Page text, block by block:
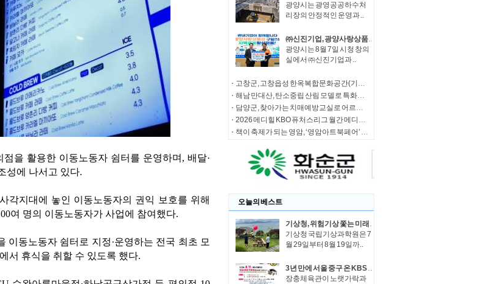
광양시는 광영공공하수처
리장의 안정적인 운영과 ..
㈜신진기업, 광양사랑상품권 구매 릴레이 동참
광양시는 8월 7일 시청 창의
실에서 ㈜신진기업과 ..
고창군, 고창읍성 한옥복합문화공간(기증작품 전시갤러리·캐릭터 굿즈샵) 본격 운영
해남 만대산, 탄소중립 산림 모델로 특화림 조성
담양군, 찾아가는 치매예방교실로 어르신 인지건강 지킨다
2026 메디힐 KBO 퓨처스리그 월간 메디힐 퓨처스 루키상, 7월 수상자로 투수 고양 전준표, 타자 LG 손용준
책이 축제가 되는 영암, ‘영암아트북페어’ 14일 개막
오늘의 베스트
기상청, 위험기상 쫓는 미래 기상과학자 100인 수도권 하늘 아래 모인다!
기상청 국립기상과학원은 7
월 29일부터 8월 19일까..
3년 만에 서울 중구 온 KBS 전국노래자랑…11일 장충체육관서 공개녹화 열려
장충체육관이 노랫가락과